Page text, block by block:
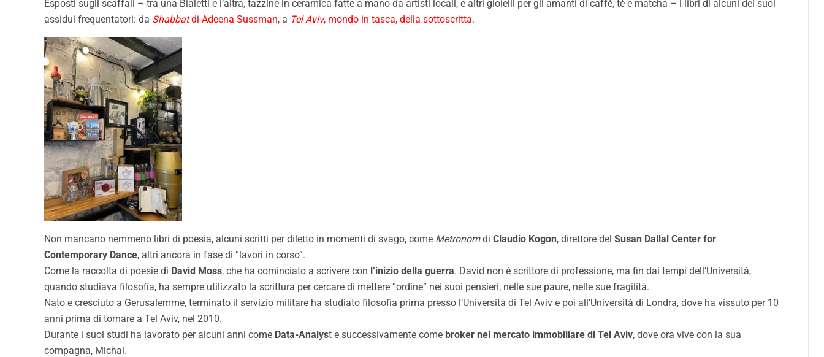
Esposti sugli scaffali – tra una Bialetti e l’altra, tazzine in ceramica fatte a mano da artisti locali, e altri gioielli per gli amanti di caffè, tè e matcha – i libri di alcuni dei suoi
assidui frequentatori: da Shabbatdi Adeena Sussman, a Tel Aviv, mondo in tasca, della sottoscritta.
Non mancano nemmeno libri di poesia, alcuni scritti per diletto in momenti di svago, come Metronomdi Claudio Kogon, direttore del Susan Dallal Center for
Contemporary Dance, altri ancora in fase di “lavori in corso”.
Come la raccolta di poesie di David Moss, che ha cominciato a scrivere con l’inizio della guerra. David non è scrittore di professione, ma fin dai tempi dell’Università,
quando studiava filosofia, ha sempre utilizzato la scrittura per cercare di mettere “ordine” nei suoi pensieri, nelle sue paure, nelle sue fragilità.
Nato e cresciuto a Gerusalemme, terminato il servizio militare ha studiato filosofia prima presso l’Università di Tel Aviv e poi all’Università di Londra, dove ha vissuto per 10
anni prima di tornare a Tel Aviv, nel 2010.
Durante i suoi studi ha lavorato per alcuni anni come Data-Analyst e successivamente come broker nel mercato immobiliare di Tel Aviv, dove ora vive con la sua
compagna, Michal.